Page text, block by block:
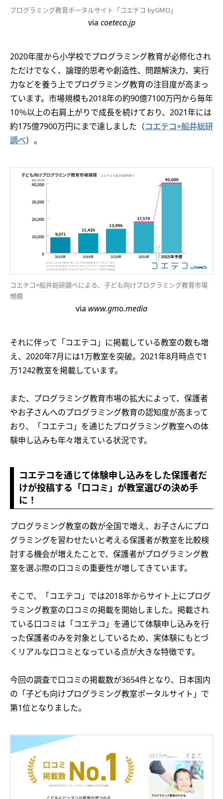
プログラミング教育ポータルサイト「コエテコ byGMO」
via coeteco.jp
2020年度から小学校でプログラミング教育が必修化され
ただけでなく、論理的思考や創造性、問題解決力、実行
力などを養う上でプログラミング教育の注目度が高まっ
ています。市場規模も2018年の約90億7100万円から毎年
10％以上の右肩上がりで成長を続けており、2021年には
約175億7900万円にまで達しました（コエテコ×船井総研
調べ）。
コエテコ×船井総研調べによる、子ども向けプログラミング教育市場
規模
via www.gmo.media
それに伴って「コエテコ」に掲載している教室の数も増
え、2020年7月には1万教室を突破。2021年8月時点で1
万1242教室を掲載しています。
また、プログラミング教育市場の拡大によって、保護者
やお子さんへのプログラミング教育の認知度が高まって
おり、「コエテコ」を通じたプログラミング教室への体
験申し込みも年々増えている状況です。
コエテコを通じて体験申し込みをした保護者だ
けが投稿する「口コミ」が教室選びの決め手
に！
プログラミング教室の数が全国で増え、お子さんにプロ
グラミングを習わせたいと考える保護者が教室を比較検
討する機会が増えたことで、保護者がプログラミング教
室を選ぶ際の口コミの重要性が増してきています。
そこで、「コエテコ」では2018年からサイト上にプログ
ラミング教室の口コミの掲載を開始しました。掲載され
ている口コミは「コエテコ」を通じて体験申し込みを行
った保護者のみを対象としているため、実体験にもとづ
くリアルな口コミとなっている点が大きな特徴です。
今回の調査で口コミの掲載数が3654件となり、日本国内
の「子ども向けプログラミング教室ポータルサイト」で
第1位となりました。